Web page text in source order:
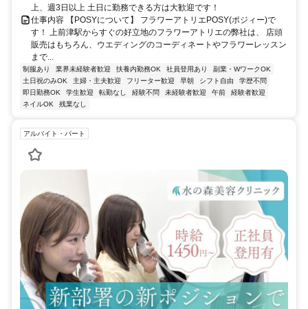
上、週3日以上 土日に勤務できる方は大歓迎です！
仕事内容 【POSYについて】 フラワーアトリエPOSY(ポジィー)で
す！ 上前津駅からすぐの好立地のフラワーアトリエの弊社は、 店頭
販売はもちろん、ウエディングのコーディネートやフラワーレッスン
まで...
制服あり 業界未経験者歓迎 扶養内勤務OK 社員登用あり
副業・WワークOK
土日祝のみOK
主婦・主夫歓迎 フリーター歓迎 早朝 シフト自由
学歴不問
即日勤務OK
学生歓迎 転勤なし 経験不問 未経験者歓迎 午前
経験者歓迎
ネイルOK
残業なし
アルバイト・パート